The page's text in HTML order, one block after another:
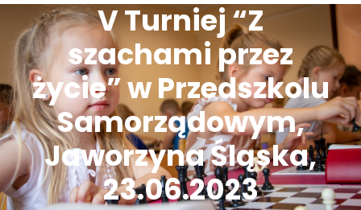
V Turniej “Z
szachami przez
życie” w Przedszkolu
Samorządowym,
Jaworzyna Śląska,
23.06.2023